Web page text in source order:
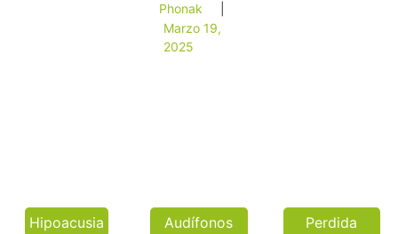
Phonak
Marzo 19,
2025
Hipoacusia
Audífonos
Perdida